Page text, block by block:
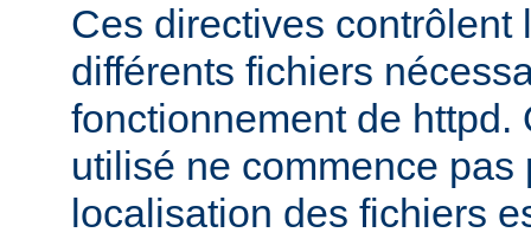
Ces directives contrôlent
différents fichiers
fonctionnement de httpd.
utilisé ne commence pas
localisation des fichiers